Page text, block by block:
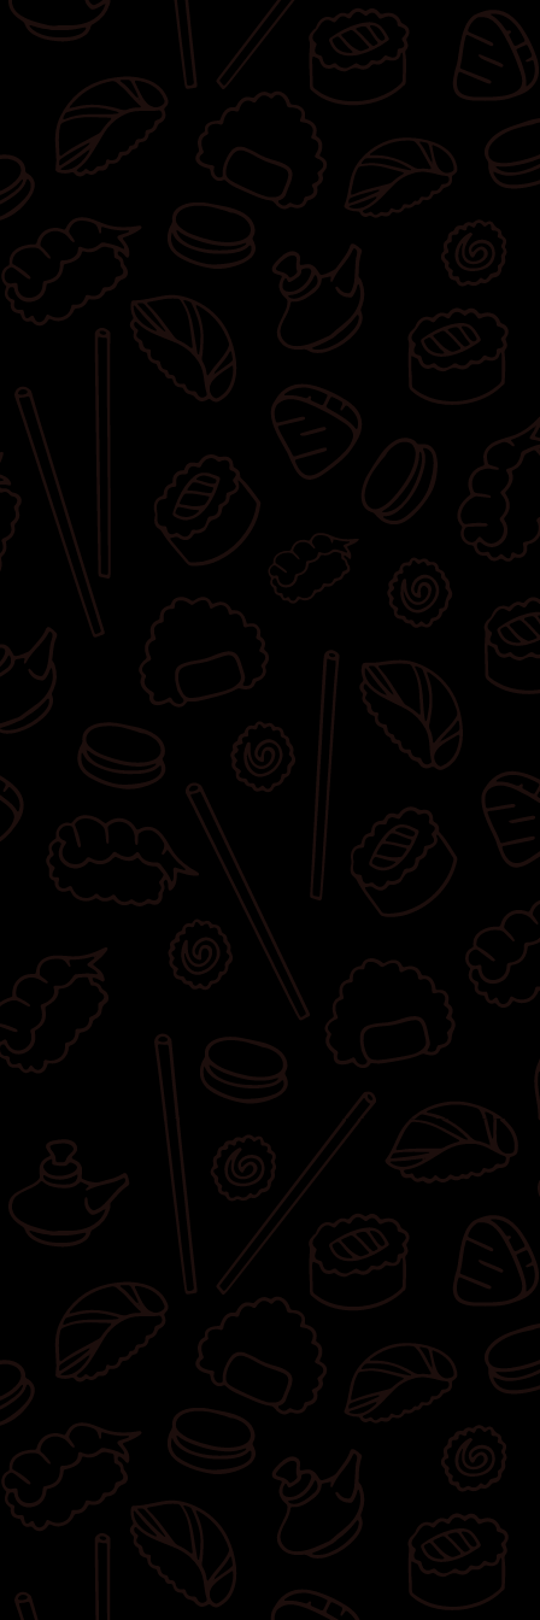
owinięta węgorzem, 8x california z krewetką
w tempurze, węgorzem w tempurze,
awokado, majonezem lekko pikantnym,
sosem teriyaki i masagą owinięta krewetką